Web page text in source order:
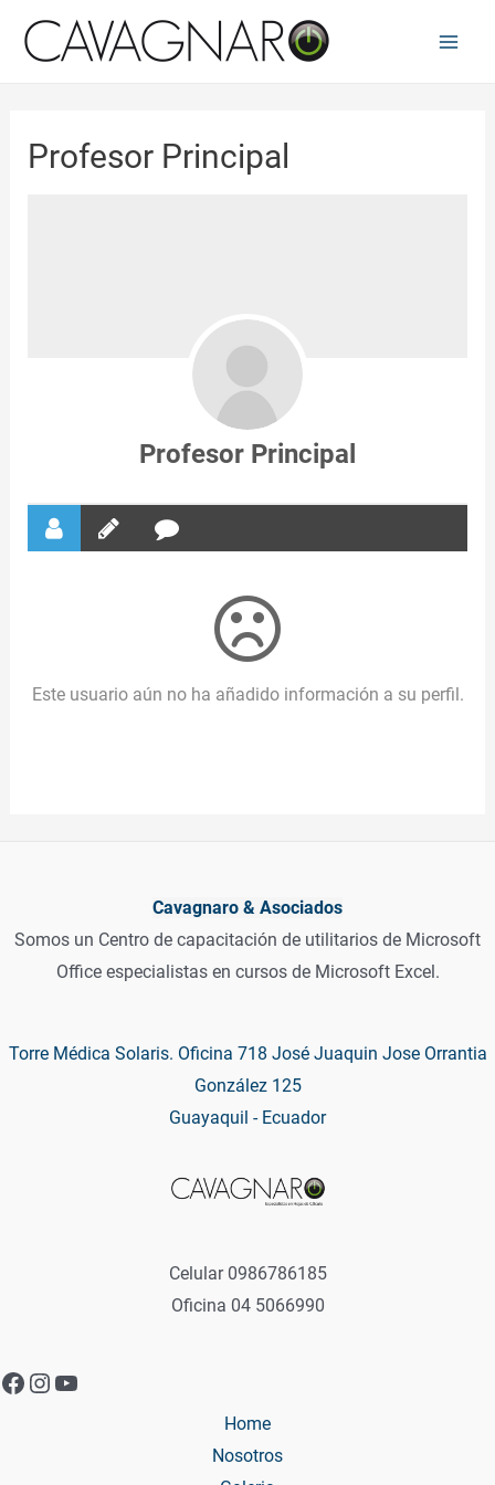
Profesor Principal
Profesor Principal
Este usuario aún no ha añadido información a su perfil.
Cavagnaro & Asociados
Somos un Centro de capacitación de utilitarios de Microsoft
Office especialistas en cursos de Microsoft Excel.
Torre Médica Solaris. Oficina 718 José Juaquin Jose Orrantia
González 125
Guayaquil - Ecuador
Celular 0986786185
Oficina 04 5066990
Facebook
Instagram
YouTube
Home
Nosotros